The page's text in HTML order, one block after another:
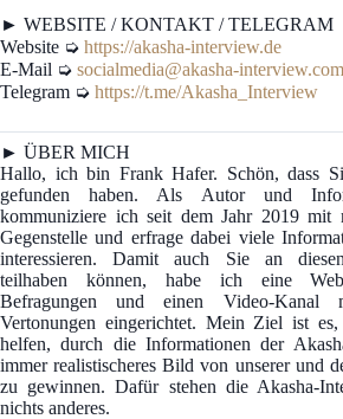
► WEBSITE / KONTAKT / TELEGRAM
Website ➭ https://akasha-interview.de
E-Mail ➭ socialmedia@akasha-interview.com
Telegram ➭ https://t.me/Akasha_Interview
► ÜBER MICH
Hallo, ich bin Frank Hafer. Schön, dass
gefunden haben. Als Autor und
kommuniziere ich seit dem Jahr 2019 mit
Gegenstelle und erfrage dabei viele
interessieren. Damit auch Sie an
teilhaben können, habe ich eine
Befragungen und einen Video-Kanal
Vertonungen eingerichtet. Mein Ziel ist
helfen, durch die Informationen der
immer realistischeres Bild von unserer und
zu gewinnen. Dafür stehen die Akasha-
nichts anderes.